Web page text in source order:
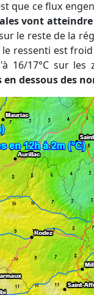
vont
le reste de la
ressenti est
16/17°C sur
dessous des